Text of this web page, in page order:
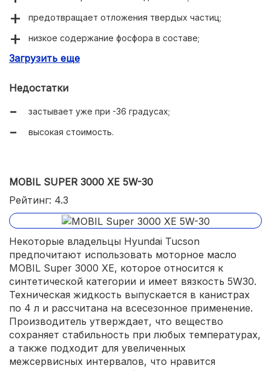
предотвращает отложения твердых частиц;
низкое содержание фосфора в составе;
легкий зимний пуск мотора.
Загрузить еще
Недостатки
застывает уже при -36 градусах;
высокая стоимость.
MOBIL SUPER 3000 XE 5W-30
Рейтинг: 4.3
Некоторые владельцы Hyundai Tucson
предпочитают использовать моторное масло
MOBIL Super 3000 XE, которое относится к
синтетической категории и имеет вязкость 5W30.
Техническая жидкость выпускается в канистрах
по 4 л и рассчитана на всесезонное применение.
Производитель утверждает, что вещество
сохраняет стабильность при любых температурах,
а также подходит для увеличенных
межсервисных интервалов, что нравится